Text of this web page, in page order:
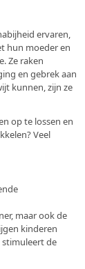
ervaren,
hun moeder en
Ze raken
en gebrek aan
kunnen, zijn ze
op te lossen en
Veel
maar ook de
kinderen
de